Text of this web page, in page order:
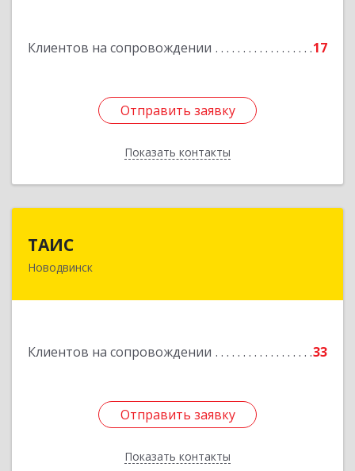
Клиентов на сопровождении 17
Отправить заявку
Показать контакты
Отправить заявку
Назад
ТАИС
Новодвинск
Клиентов на сопровождении 33
Отправить заявку
Показать контакты
164902, Архангельская обл, Новодвинск г,
Отправить заявку
Назад